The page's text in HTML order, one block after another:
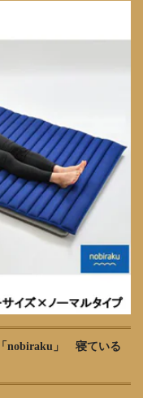
nobiraku」 寝ている